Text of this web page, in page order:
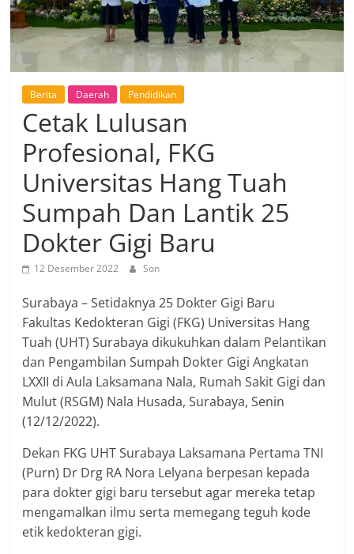
Berita Daerah Pendidikan
Cetak Lulusan
Profesional, FKG
Universitas Hang Tuah
Sumpah Dan Lantik 25
Dokter Gigi Baru
12 Desember 2022 Son
Surabaya – Setidaknya 25 Dokter Gigi Baru
Fakultas Kedokteran Gigi (FKG) Universitas Hang
Tuah (UHT) Surabaya dikukuhkan dalam Pelantikan
dan Pengambilan Sumpah Dokter Gigi Angkatan
LXXII di Aula Laksamana Nala, Rumah Sakit Gigi dan
Mulut (RSGM) Nala Husada, Surabaya, Senin
(12/12/2022).
Dekan FKG UHT Surabaya Laksamana Pertama TNI
(Purn) Dr Drg RA Nora Lelyana berpesan kepada
para dokter gigi baru tersebut agar mereka tetap
mengamalkan ilmu serta memegang teguh kode
etik kedokteran gigi.